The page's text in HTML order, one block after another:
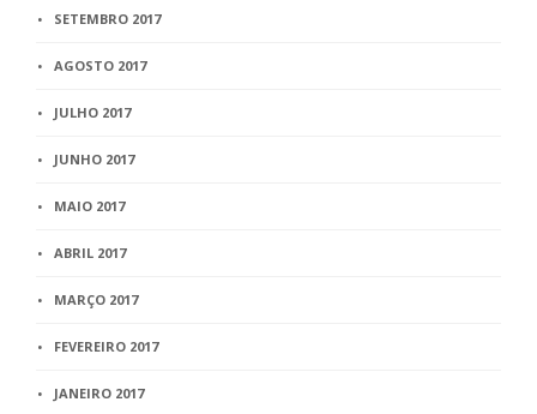
SETEMBRO 2017
AGOSTO 2017
JULHO 2017
JUNHO 2017
MAIO 2017
ABRIL 2017
MARÇO 2017
FEVEREIRO 2017
JANEIRO 2017